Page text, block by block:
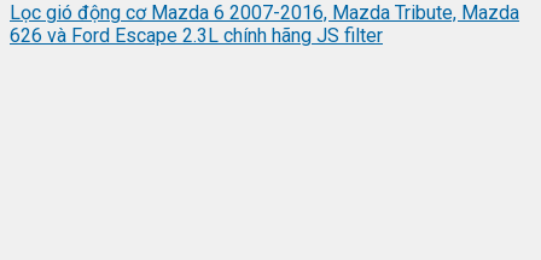
Lọc gió động cơ Mazda 6 2007-2016, Mazda Tribute, Mazda
626 và Ford Escape 2.3L chính hãng JS filter